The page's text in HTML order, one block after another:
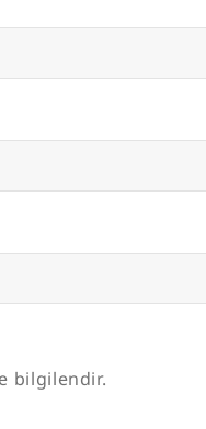
bilgilendir.